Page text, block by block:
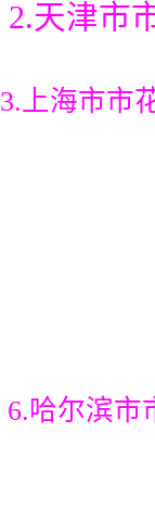
2.天津市
3.上海市市
6.哈尔滨市